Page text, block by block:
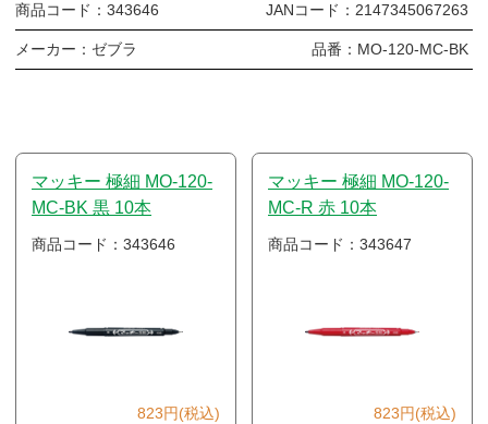
商品コード： 343646 JANコード： 2147345067263
メーカー： ゼブラ 品番： MO-120-MC-BK
マッキー 極細 MO-120-
MC-BK 黒 10本
商品コード：343646
823円(税込)
マッキー 極細 MO-120-
MC-R 赤 10本
商品コード：343647
823円(税込)